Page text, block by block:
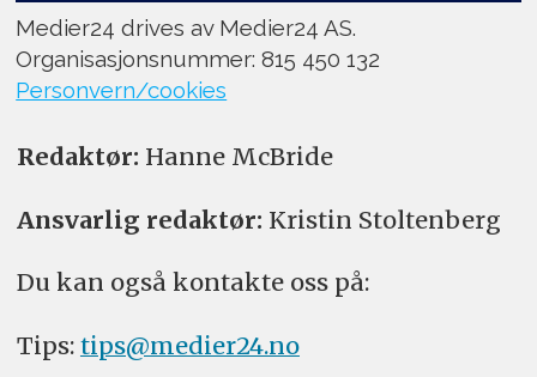
Medier24 drives av Medier24 AS.
Organisasjonsnummer: 815 450 132
Personvern/cookies
Redaktør: Hanne McBride
Ansvarlig redaktør: Kristin Stoltenberg
Du kan også kontakte oss på:
Tips: tips@medier24.no